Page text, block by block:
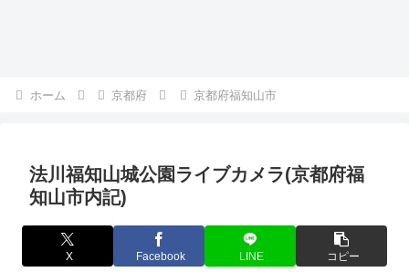
ホーム 京都府 京都府福知山市
法川福知山城公園ライブカメラ(京都府福
知山市内記)
X Facebook LINE コピー